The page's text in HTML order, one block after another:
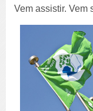
Vem assistir. Vem